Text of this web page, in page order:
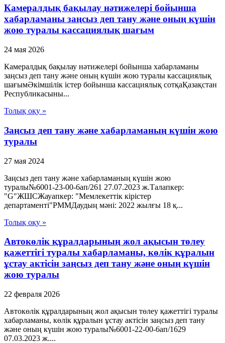
Камералдық бақылау нәтижелері бойынша
хабарламаны заңсыз деп тану және оның күшін
жою туралы кассациялық шағым
24 мая 2026
Камералдық бақылау нәтижелері бойынша хабарламаны
заңсыз деп тану және оның күшін жою туралы кассациялық
шағымӘкімшілік істер бойынша кассациялық сотқаҚазақстан
Республикасыны...
Толық оқу »
Заңсыз деп тану және хабарламаның күшін жою
туралы
27 мая 2024
Заңсыз деп тану және хабарламаның күшін жою
туралы№6001-23-00-6ап/261 27.07.2023 ж.Талапкер:
"G"ЖШСЖауапкер: "Мемлекеттік кірістер
департаменті"РММДаудың мәні: 2022 жылғы 18 қ...
Толық оқу »
Автокөлік құралдарының жол ақысын төлеу
қажеттігі туралы хабарламаны, көлік құралын
ұстау актісін заңсыз деп тану және оның күшін
жою туралы
22 февраля 2026
Автокөлік құралдарының жол ақысын төлеу қажеттігі туралы
хабарламаны, көлік құралын ұстау актісін заңсыз деп тану
және оның күшін жою туралы№6001-22-00-6ап/1629
07.03.2023 ж....